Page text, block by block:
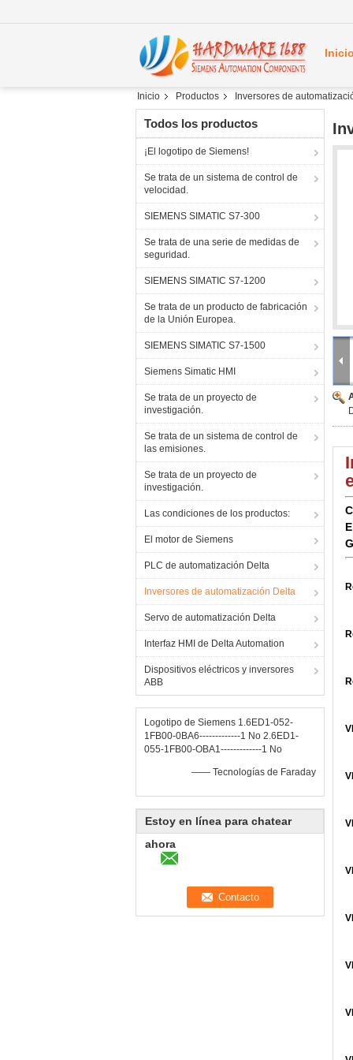
Inicio
Inicio Productos Inversores de
Todos los productos
¡El logotipo de Siemens!
Se trata de un sistema de control de
velocidad.
SIEMENS SIMATIC S7-300
Se trata de una serie de medidas de
seguridad.
SIEMENS SIMATIC S7-1200
Se trata de un producto de fabricación
de la Unión Europea.
SIEMENS SIMATIC S7-1500
Siemens Simatic HMI
Se trata de un proyecto de
investigación.
Se trata de un sistema de control de
las emisiones.
Se trata de un proyecto de
investigación.
Las condiciones de los productos:
El motor de Siemens
PLC de automatización Delta
Inversores de automatización Delta
Servo de automatización Delta
Interfaz HMI de Delta Automation
Dispositivos eléctricos y inversores
ABB
Logotipo de Siemens 1.6ED1-052-
1FB00-0BA6-------------1 No 2.6ED1-
055-1FB00-OBA1-------------1 No
—— Tecnologías de Faraday
Estoy en línea para chatear
ahora